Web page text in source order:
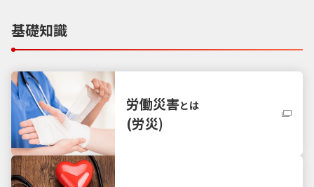
基礎知識
労働災害とは
(労災)